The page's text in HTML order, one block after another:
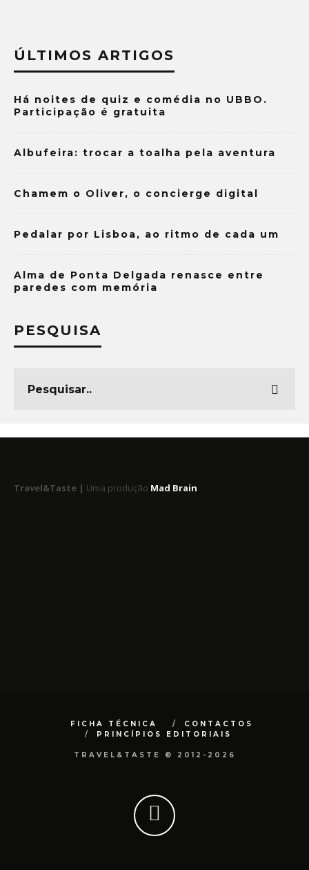
ÚLTIMOS ARTIGOS
Há noites de quiz e comédia no UBBO.
Participação é gratuita
Albufeira: trocar a toalha pela aventura
Chamem o Oliver, o concierge digital
Pedalar por Lisboa, ao ritmo de cada um
Alma de Ponta Delgada renasce entre
paredes com memória
PESQUISA
Travel&Taste | Uma produção Mad Brain
FICHA TÉCNICA
CONTACTOS
PRINCÍPIOS EDITORIAIS
TRAVEL&TASTE © 2012-2026